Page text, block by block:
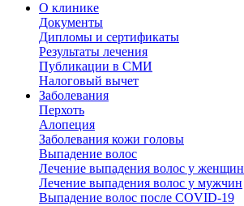
О клинике
Документы
Дипломы и сертификаты
Результаты лечения
Публикации в СМИ
Налоговый вычет
Заболевания
Перхоть
Алопеция
Заболевания кожи головы
Выпадение волос
Лечение выпадения волос у женщин
Лечение выпадения волос у мужчин
Выпадение волос после COVID-19